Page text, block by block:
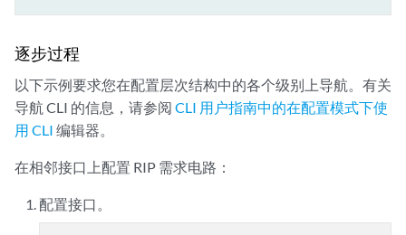
逐步过程
以下示例要求您在配置层次结构中的各个级别上导航。有关
导航 CLI 的信息，请参阅 CLI 用户指南中的在配置模式下使
用 CLI 编辑器。
在相邻接口上配置 RIP 需求电路：
配置接口。